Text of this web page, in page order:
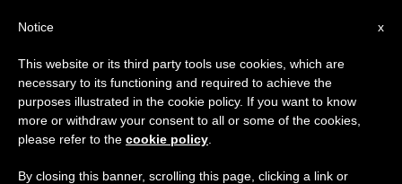
×
Aviso importante
Del 27 de julio al 7 de agosto haremos la pausa
anual, aprovechando que en el periodo de verano
se generan menos informaciones y también el
x
Notice
This website or its third party tools use cookies, which are
necessary to its functioning and required to achieve the
purposes illustrated in the cookie policy. If you want to know
more or withdraw your consent to all or some of the cookies,
please refer to the cookie policy
By closing this banner, scrolling this page, clicking a link or